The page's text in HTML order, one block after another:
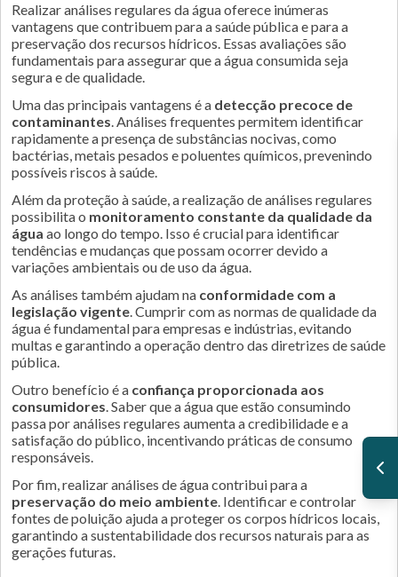
Realizar análises regulares da água oferece inúmeras
vantagens que contribuem para a saúde pública e para a
preservação dos recursos hídricos. Essas avaliações são
fundamentais para assegurar que a água consumida seja
segura e de qualidade.
Uma das principais vantagens é a detecção precoce de
contaminantes. Análises frequentes permitem identificar
rapidamente a presença de substâncias nocivas, como
bactérias, metais pesados e poluentes químicos, prevenindo
possíveis riscos à saúde.
Além da proteção à saúde, a realização de análises regulares
possibilita o monitoramento constante da qualidade da
água ao longo do tempo. Isso é crucial para identificar
tendências e mudanças que possam ocorrer devido a
variações ambientais ou de uso da água.
As análises também ajudam na conformidade com a
legislação vigente. Cumprir com as normas de qualidade da
água é fundamental para empresas e indústrias, evitando
multas e garantindo a operação dentro das diretrizes de saúde
pública.
Outro benefício é a confiança proporcionada aos
consumidores. Saber que a água que estão consumindo
passa por análises regulares aumenta a credibilidade e a
satisfação do público, incentivando práticas de consumo
responsáveis.
Por fim, realizar análises de água contribui para a
preservação do meio ambiente. Identificar e controlar
fontes de poluição ajuda a proteger os corpos hídricos locais,
garantindo a sustentabilidade dos recursos naturais para as
gerações futuras.